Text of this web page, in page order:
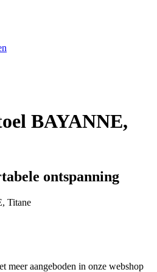
BAYANNE,
ontspanning
Titane
meer aangeboden in onze webshop